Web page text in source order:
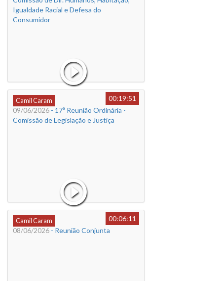
Igualdade Racial e Defesa do
Consumidor
Camil Caram
00:19:51
09/06/2026 - 17ª Reunião Ordinária -
Comissão de Legislação e Justiça
Camil Caram
00:06:11
08/06/2026 - Reunião Conjunta